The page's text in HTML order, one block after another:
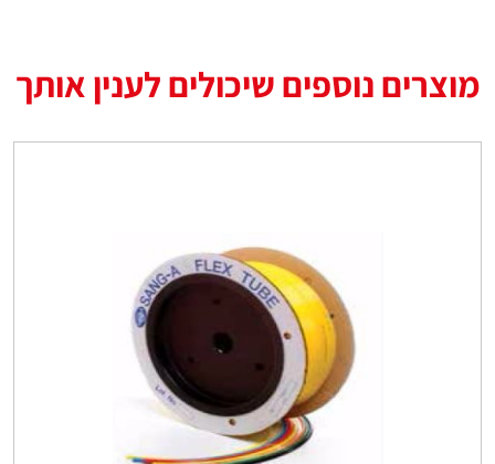
מוצרים נוספים שיכולים לענין אותך